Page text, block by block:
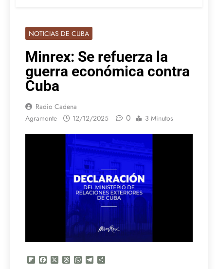
NOTICIAS DE CUBA
Minrex: Se refuerza la
guerra económica contra
Cuba
Radio Cadena
Agramonte
12/12/2025 0 3 Minutos
Flipboard
Facebook
X Threads
WhatsApp
Telegram